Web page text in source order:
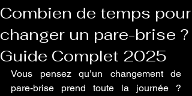
Combien de temps pour
changer un pare-brise ?
Guide Complet 2025
Vous pensez qu’un changement de
pare-brise prend toute la journée ?